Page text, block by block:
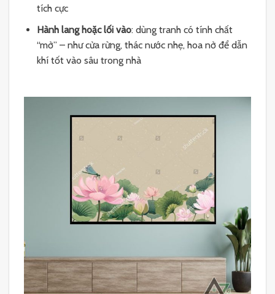
tích cực
Hành lang hoặc lối vào: dùng tranh có tính chất
“mở” – như cửa rừng, thác nước nhẹ, hoa nở để dẫn
khí tốt vào sâu trong nhà